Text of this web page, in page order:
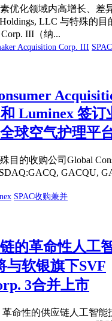
优化领域内高增长、差
LLC 与特殊的目
III（纳...
Acquisition Corp. III
Luminex 签订
球空气护理平
目的收购公司Global
GACQU,
SPAC收购兼并
的革命性人工
与软银旗下SVF
3合并上市
革命性的供应链人工智能